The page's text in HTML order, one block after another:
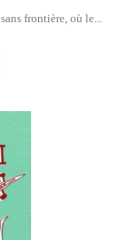
frontière, où le...